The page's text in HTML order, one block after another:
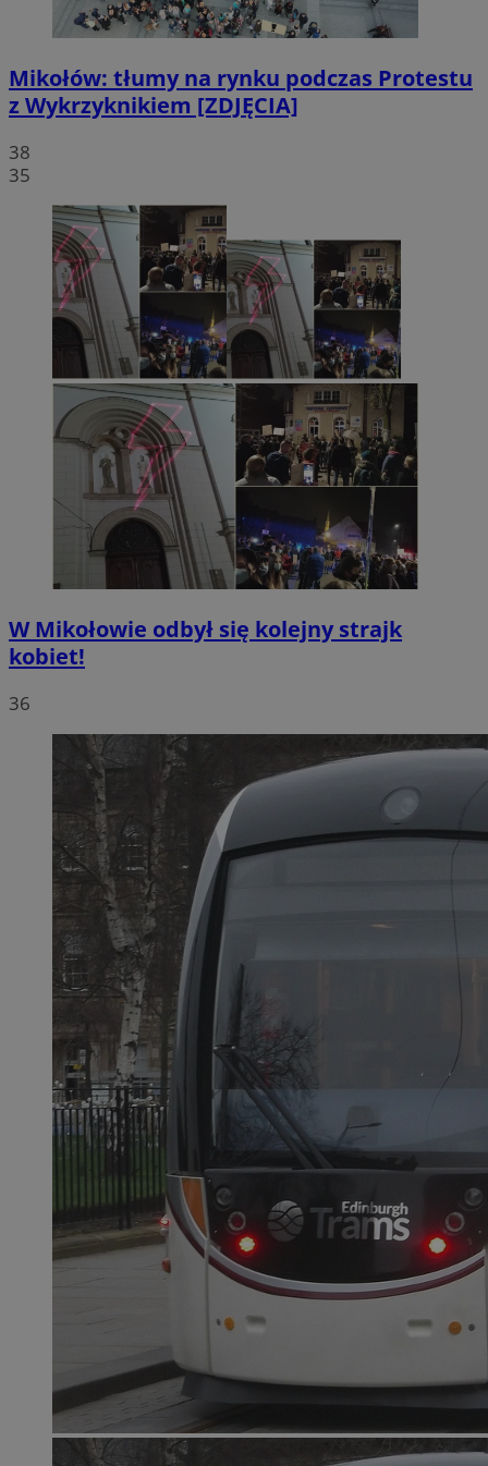
Mikołów: tłumy na rynku podczas Protestu
z Wykrzyknikiem [ZDJĘCIA]
38
35
W Mikołowie odbył się kolejny strajk
kobiet!
36